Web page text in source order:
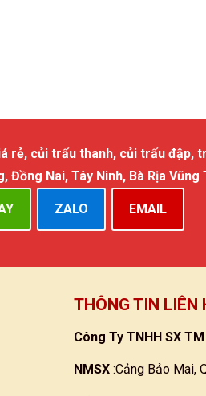
củi trấu thanh, củi trấu đập,
Đồng Nai, Tây Ninh, Bà Rịa
ZALO EMAIL
THÔNG TIN LIÊN
Công Ty TNHH SX
NMSX :Cảng Bảo Mai,